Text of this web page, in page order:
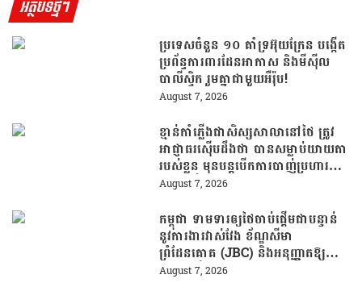
អត្ថបទថ្មីៗ
ប្រទេសចំនួន ១០ គាំទ្រអ៊ុយក្រែន បង្កើត
ប្រព័ន្ធការពារដែនអាកាស និងមីស៊ីល
បាលីស្ទិក រួមគ្នាជាមួយអឺរ៉ុប!
August 7, 2026
ខ្មាន់កាំភ្លើងជាសិស្សសាលានៅថៃ ត្រូវ
អាជ្ញាធរស៊ើបដឹងថា បានសម្លាប់យាយតា
របស់ខ្លួន មុនបន្តបើកការបាញ់ប្រហារនៅ
សាលារៀន
August 7, 2026
កម្ពុជា ទាមទារឲ្យថៃចាប់ផ្តើមជាបន្ទាន់
នូវការងារវាស់វែង ខ័ណ្ឌសីមា
ព្រំដែនគោគ (JBC) និងអនុញ្ញាតឱ្យ
ពលរដ្ឋភៀសសឹកវិលទៅលំនៅឋានវិញ
August 7, 2026